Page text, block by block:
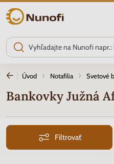
Nunofi.sk
Úvod Notafilia Svetové
Bankovky Južná
Filtrovať